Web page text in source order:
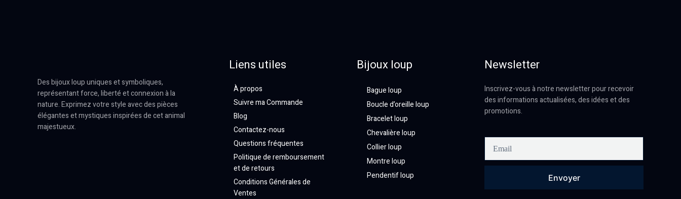
Des bijoux loup uniques et symboliques,
représentant force, liberté et connexion à la
nature. Exprimez votre style avec des pièces
élégantes et mystiques inspirées de cet animal
majestueux.
Liens utiles
À propos
Suivre ma Commande
Blog
Contactez-nous
Questions fréquentes
Politique de remboursement
et de retours
Conditions Générales de
Ventes
Bijoux loup
Bague loup
Boucle d’oreille loup
Bracelet loup
Chevalière loup
Collier loup
Montre loup
Pendentif loup
Newsletter
Inscrivez-vous à notre newsletter pour recevoir
des informations actualisées, des idées et des
promotions.
Envoyer